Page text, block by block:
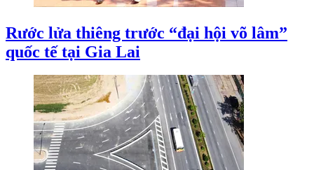
Rước lửa thiêng trước “đại hội võ lâm”
quốc tế tại Gia Lai